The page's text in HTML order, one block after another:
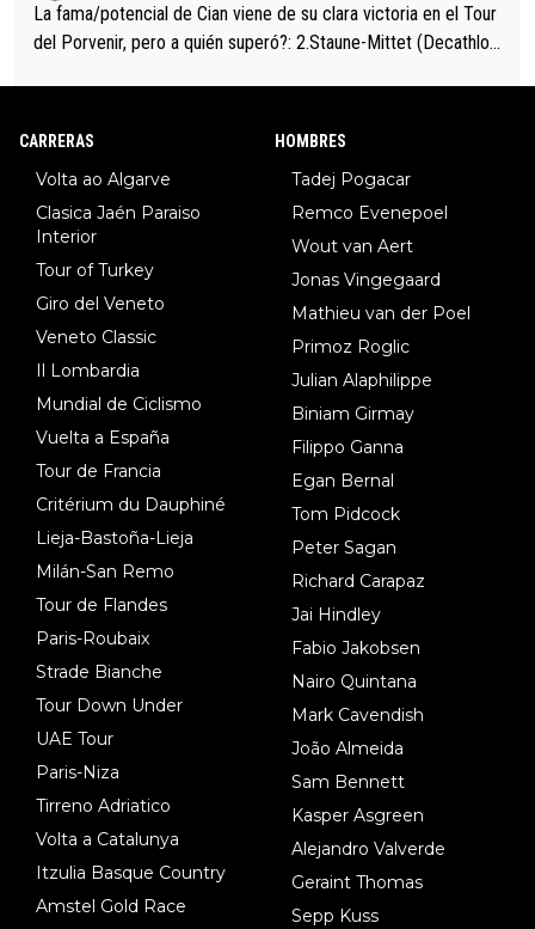
La fama/potencial de Cian viene de su clara victoria en el Tour
del Porvenir, pero a quién superó?: 2.Staune-Mittet (Decathlon,
8.Lenny Martinez (Bahrein), 9. Van Belle (Visma), 10. Vacek (Li
CARRERAS
Volta ao Algarve
Clasica Jaén Paraiso
Interior
Tour of Turkey
Giro del Veneto
Veneto Classic
Il Lombardia
Mundial de Ciclismo
Vuelta a España
Tour de Francia
Critérium du Dauphiné
Lieja-Bastoña-Lieja
Milán-San Remo
Tour de Flandes
Paris-Roubaix
Strade Bianche
Tour Down Under
UAE Tour
Paris-Niza
Tirreno Adriatico
Volta a Catalunya
Itzulia Basque Country
Amstel Gold Race
HOMBRES
Tadej Pogacar
Remco Evenepoel
Wout van Aert
Jonas Vingegaard
Mathieu van der Poel
Primoz Roglic
Julian Alaphilippe
Biniam Girmay
Filippo Ganna
Egan Bernal
Tom Pidcock
Peter Sagan
Richard Carapaz
Jai Hindley
Fabio Jakobsen
Nairo Quintana
Mark Cavendish
João Almeida
Sam Bennett
Kasper Asgreen
Alejandro Valverde
Geraint Thomas
Sepp Kuss